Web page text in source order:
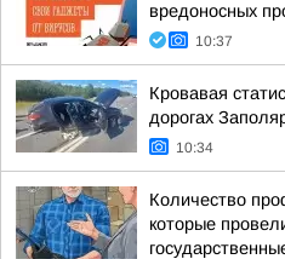
вредоносных
10:37
Кровавая
дорогах
10:34
Количество
которые